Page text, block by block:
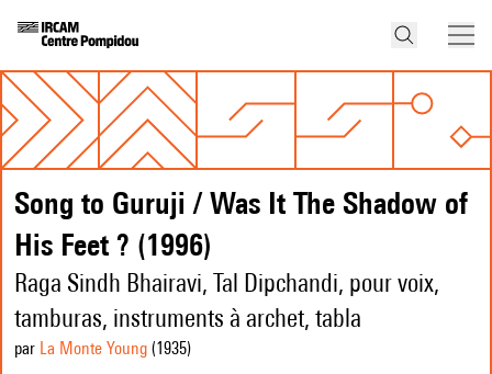
Song to Guruji / Was It The Shadow of
His Feet ? (1996)
Raga Sindh Bhairavi, Tal Dipchandi, pour voix,
tamburas, instruments à archet, tabla
par La Monte Young (1935)